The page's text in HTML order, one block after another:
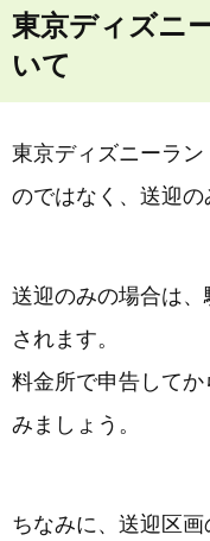
東京ディズニ
いて
東京ディズニーラン
のではなく、送迎の
送迎のみの場合は、
されます。
料金所で申告して
みましょう。
ちなみに、送迎区画